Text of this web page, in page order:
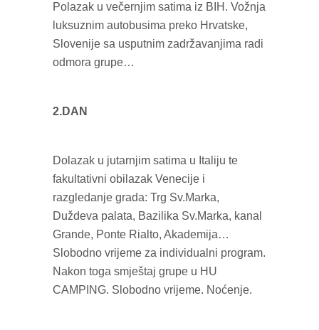
Polazak u večernjim satima iz BIH. Vožnja
luksuznim autobusima preko Hrvatske,
Slovenije sa usputnim zadržavanjima radi
odmora grupe…
2.DAN
Dolazak u jutarnjim satima u Italiju te
fakultativni obilazak Venecije i
razgledanje grada: Trg Sv.Marka,
Duždeva palata, Bazilika Sv.Marka, kanal
Grande, Ponte Rialto, Akademija…
Slobodno vrijeme za individualni program.
Nakon toga smještaj grupe u HU
CAMPING. Slobodno vrijeme. Noćenje.